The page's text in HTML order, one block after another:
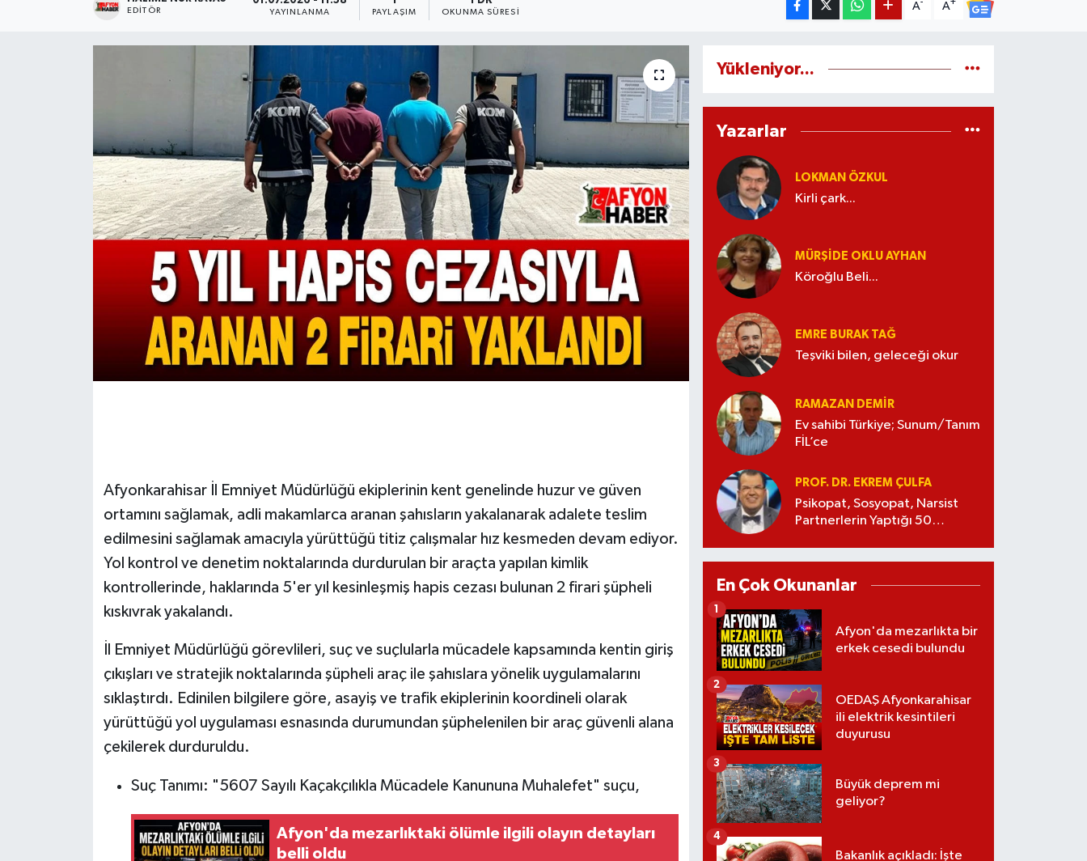
EDITÖR YAYINLANMA PAYLAŞIM OKUNMA SÜRESI
A- A+
Afyonkarahisar İl Emniyet Müdürlüğü ekiplerinin kent genelinde huzur ve güven
ortamını sağlamak, adli makamlarca aranan şahısların yakalanarak adalete teslim
edilmesini sağlamak amacıyla yürüttüğü titiz çalışmalar hız kesmeden devam ediyor.
Yol kontrol ve denetim noktalarında durdurulan bir araçta yapılan kimlik
kontrollerinde, haklarında 5'er yıl kesinleşmiş hapis cezası bulunan 2 firari şüpheli
kıskıvrak yakalandı.
İl Emniyet Müdürlüğü görevlileri, suç ve suçlularla mücadele kapsamında kentin giriş
çıkışları ve stratejik noktalarında şüpheli araç ile şahıslara yönelik uygulamalarını
sıklaştırdı. Edinilen bilgilere göre, asayiş ve trafik ekiplerinin koordineli olarak
yürüttüğü yol uygulaması esnasında durumundan şüphelenilen bir araç güvenli alana
çekilerek durduruldu.
Suç Tanımı: "5607 Sayılı Kaçakçılıkla Mücadele Kanununa Muhalefet" suçu,
Afyon'da mezarlıktaki ölümle ilgili olayın detayları
belli oldu
Yükleniyor...
Yazarlar
LOKMAN ÖZKUL
Kirli çark...
MÜRŞIDE OKLU AYHAN
Köroğlu Beli...
EMRE BURAK TAĞ
Teşviki bilen, geleceği okur
RAMAZAN DEMİR
Ev sahibi Türkiye; Sunum/Tanım
FİL’ce
PROF. DR. EKREM ÇULFA
Psikopat, Sosyopat, Narsist
Partnerlerin Yaptığı 50
En Çok Okunanlar
Afyon'da mezarlıkta bir
erkek cesedi bulundu
1
OEDAŞ Afyonkarahisar
ili elektrik kesintileri
duyurusu
2
Büyük deprem mi
geliyor?
3
Bakanlık açıkladı: İşte
4